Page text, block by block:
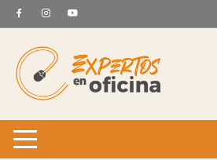
Saltar
al
contenido